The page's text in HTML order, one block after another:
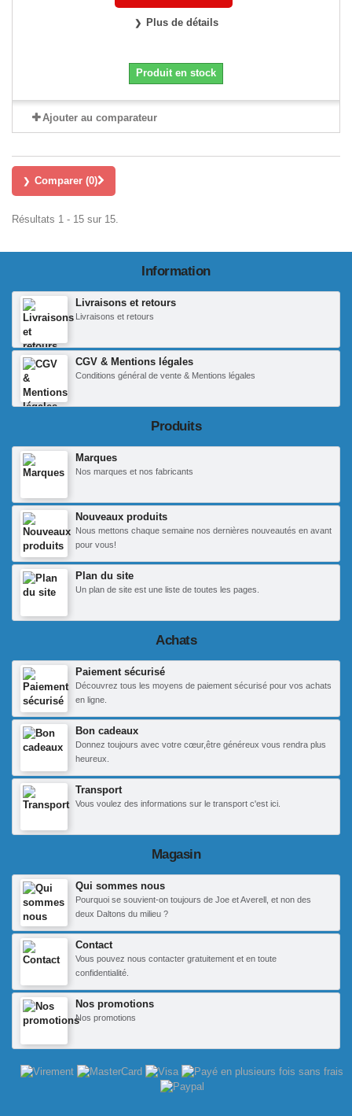
Plus de détails
Produit en stock
Ajouter au comparateur
Comparer (0)
Résultats 1 - 15 sur 15.
Information
Livraisons et retours
Livraisons et retours
CGV & Mentions légales
Conditions général de vente & Mentions légales
Produits
Marques
Nos marques et nos fabricants
Nouveaux produits
Nous mettons chaque semaine nos dernières nouveautés en avant
pour vous!
Plan du site
Un plan de site est une liste de toutes les pages.
Achats
Paiement sécurisé
Découvrez tous les moyens de paiement sécurisé pour vos achats
en ligne.
Bon cadeaux
Donnez toujours avec votre cœur,être généreux vous rendra plus
heureux.
Transport
Vous voulez des informations sur le transport c'est ici.
Magasin
Qui sommes nous
Pourquoi se souvient-on toujours de Joe et Averell, et non des
deux Daltons du milieu ?
Contact
Vous pouvez nous contacter gratuitement et en toute
confidentialité.
Nos promotions
Nos promotions